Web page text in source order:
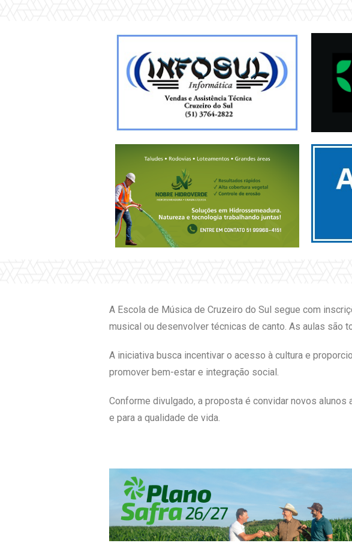
A Escola de Música de Cruzeiro do Sul segue com
musical ou desenvolver técnicas de canto. As aulas são
A iniciativa busca incentivar o acesso à cultura e
promover bem-estar e integração social.
Conforme divulgado, a proposta é convidar novos
e para a qualidade de vida.